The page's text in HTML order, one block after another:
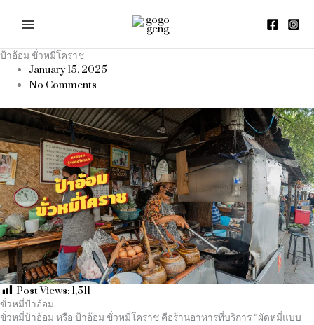
ป้าอ้อม ขั่วหมี่โคราช
January 15, 2025
No Comments
Post Views: 1,511
ขั่วหมี่ป้าอ้อม
ขั่วหมี่ป้าอ้อม หรือ ป้าอ้อม ขั่วหมี่โคราช คือร้านอาหารที่บริการ “ผัดหมี่แบบ